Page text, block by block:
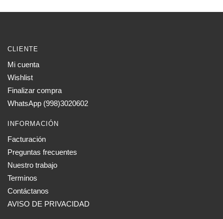
CLIENTE
Mi cuenta
Wishlist
Finalizar compra
WhatsApp (998)3020602
INFORMACIÓN
Facturación
Preguntas frecuentes
Nuestro trabajo
Terminos
Contáctanos
AVISO DE PRIVACIDAD